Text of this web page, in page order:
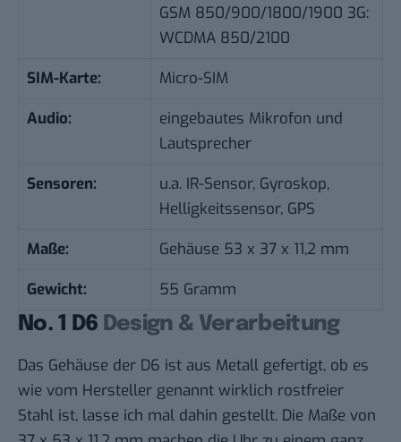
GSM 850/900/1800/1900 3G:
WCDMA 850/2100
SIM-Karte:
Micro-SIM
Audio:
eingebautes Mikrofon und
Lautsprecher
Sensoren:
u.a. IR-Sensor, Gyroskop,
Helligkeitssensor, GPS
Maße:
Gehäuse 53 x 37 x 11,2 mm
Gewicht:
55 Gramm
No. 1 D6 Design & Verarbeitung
Das Gehäuse der D6 ist aus Metall gefertigt, ob es
wie vom Hersteller genannt wirklich rostfreier
Stahl ist, lasse ich mal dahin gestellt. Die Maße von